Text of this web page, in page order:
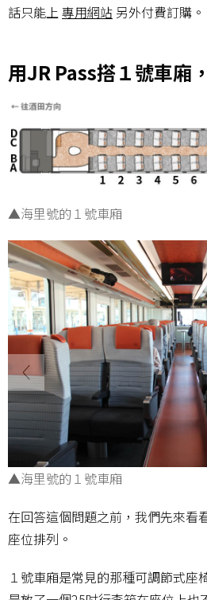
話只能上 專用網站 另外付費訂購。
用JR Pass搭１號車廂
▲海里號的１號車廂
▲海里號的１號車廂
在回答這個問題之前，我們先來看
座位排列。
１號車廂是常見的那種可調節式座